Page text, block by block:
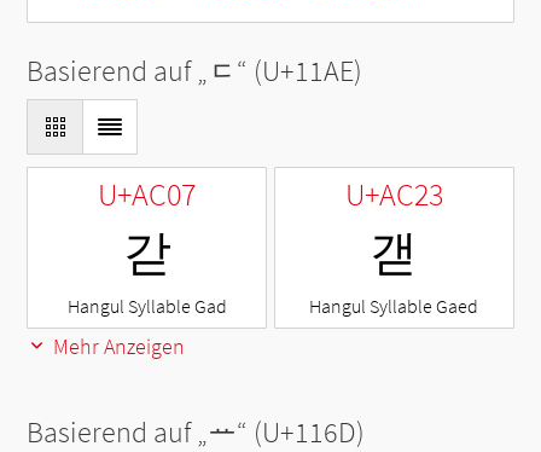
Basierend auf „ᆮ“ (U+11AE)
U+AC07
갇
Hangul Syllable Gad
U+AC23
갣
Hangul Syllable Gaed
Mehr Anzeigen
Basierend auf „ᅭ“ (U+116D)